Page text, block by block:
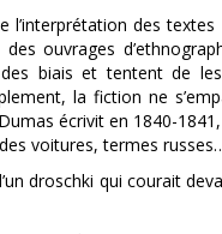
des textes
ouvrages
biais et tentent de
la fiction ne
écrivit en 1840-
voitures, termes
droschki qui courait